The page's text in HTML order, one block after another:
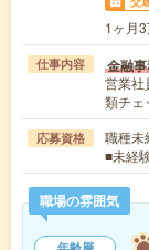
1ヶ月
仕事内容 金融
営業社
類チ
応募資格
職種未
■未経
職場の雰囲気